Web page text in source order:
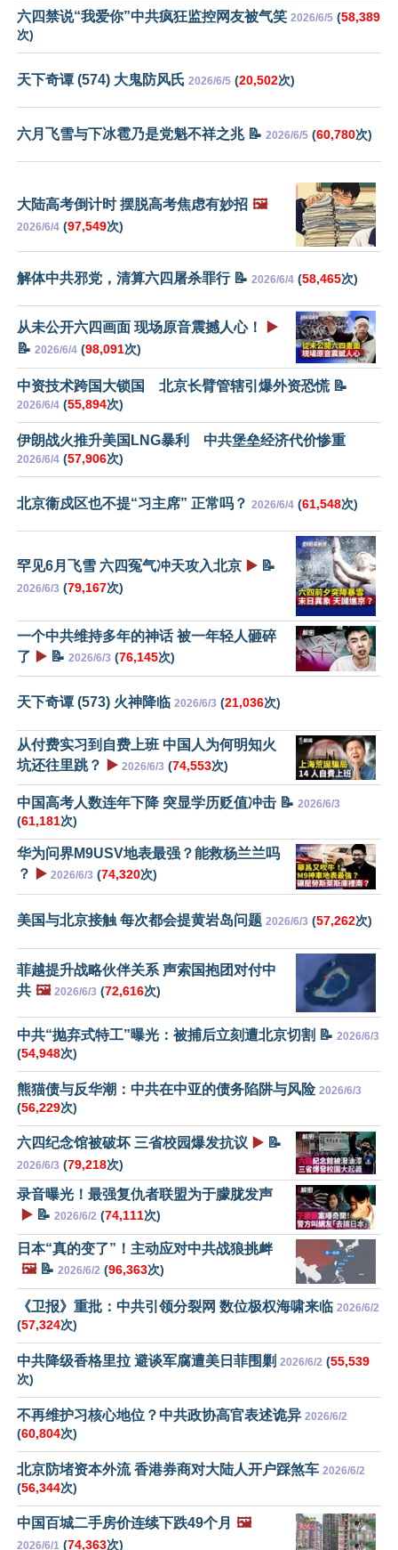
六四禁说“我爱你”中共疯狂监控网友被气笑 2026/6/5 (58,389
次)
天下奇谭 (574) 大鬼防风氏 2026/6/5 (20,502次)
六月飞雪与下冰雹乃是党魁不祥之兆 📝 2026/6/5 (60,780次)
大陆高考倒计时 摆脱高考焦虑有妙招 🖼️
2026/6/4 (97,549次)
解体中共邪党，清算六四屠杀罪行 📝 2026/6/4 (58,465次)
从未公开六四画面 现场原音震撼人心！
▶️
📝 2026/6/4 (98,091次)
中资技术跨国大锁国 北京长臂管辖引爆外资恐慌 📝
2026/6/4 (55,894次)
伊朗战火推升美国LNG暴利 中共堡垒经济代价惨重
2026/6/4 (57,906次)
北京衞戍区也不提“习主席” 正常吗？ 2026/6/4 (61,548次)
罕见6月飞雪 六四冤气冲天攻入北京 ▶️ 📝
2026/6/3 (79,167次)
一个中共维持多年的神话 被一年轻人砸碎
了 ▶️ 📝 2026/6/3 (76,145次)
天下奇谭 (573) 火神降临 2026/6/3 (21,036次)
从付费实习到自费上班 中国人为何明知火
坑还往里跳？
▶️ 2026/6/3 (74,553次)
中国高考人数连年下降 突显学历贬值冲击 📝 2026/6/3
(61,181次)
华为问界M9USV地表最强？能救杨兰兰吗
？
▶️ 2026/6/3 (74,320次)
美国与北京接触 每次都会提黄岩岛问题 2026/6/3 (57,262次)
菲越提升战略伙伴关系 声索国抱团对付中
共 🖼️ 2026/6/3 (72,616次)
中共“抛弃式特工”曝光：被捕后立刻遭北京切割 📝 2026/6/3
(54,948次)
熊猫债与反华潮：中共在中亚的债务陷阱与风险 2026/6/3
(56,229次)
六四纪念馆被破坏 三省校园爆发抗议 ▶️ 📝
2026/6/3 (79,218次)
录音曝光！最强复仇者联盟为于朦胧发声
▶️ 📝 2026/6/2 (74,111次)
日本“真的变了”！主动应对中共战狼挑衅
🖼️📝 2026/6/2 (96,363次)
《卫报》重批：中共引领分裂网 数位极权海啸来临 2026/6/2
(57,324次)
中共降级香格里拉 避谈军腐遭美日菲围剿 2026/6/2 (55,539
次)
不再维护习核心地位？中共政协高官表述诡异 2026/6/2
(60,804次)
北京防堵资本外流 香港券商对大陆人开户踩煞车 2026/6/2
(56,344次)
中国百城二手房价连续下跌49个月 🖼️
2026/6/1 (74,363次)